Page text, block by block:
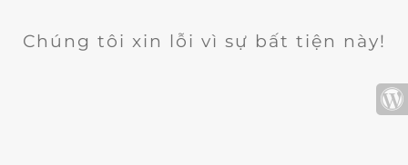
Chúng tôi xin lỗi vì sự bất tiện này!